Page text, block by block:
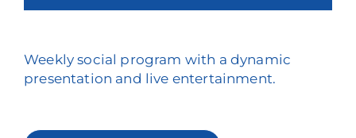
Donar
Weekly social program with a dynamic
presentation and live entertainment.